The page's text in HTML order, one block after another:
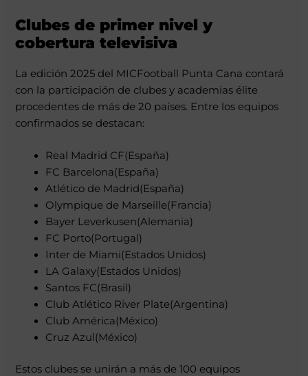
Clubes de primer nivel y
cobertura televisiva
La edición 2025 del MICFootball Punta Cana contará
con la participación de clubes y academias élite
procedentes de más de 20 países. Entre los equipos
confirmados se destacan:
Real Madrid CF(España)
FC Barcelona(España)
Atlético de Madrid(España)
Olympique de Marseille(Francia)
Bayer Leverkusen(Alemania)
FC Porto(Portugal)
Inter de Miami(Estados Unidos)
LA Galaxy(Estados Unidos)
Santos FC(Brasil)
Club Atlético River Plate(Argentina)
Club América(México)
Cruz Azul(México)
Estos clubes se unirán a más de 100 equipos